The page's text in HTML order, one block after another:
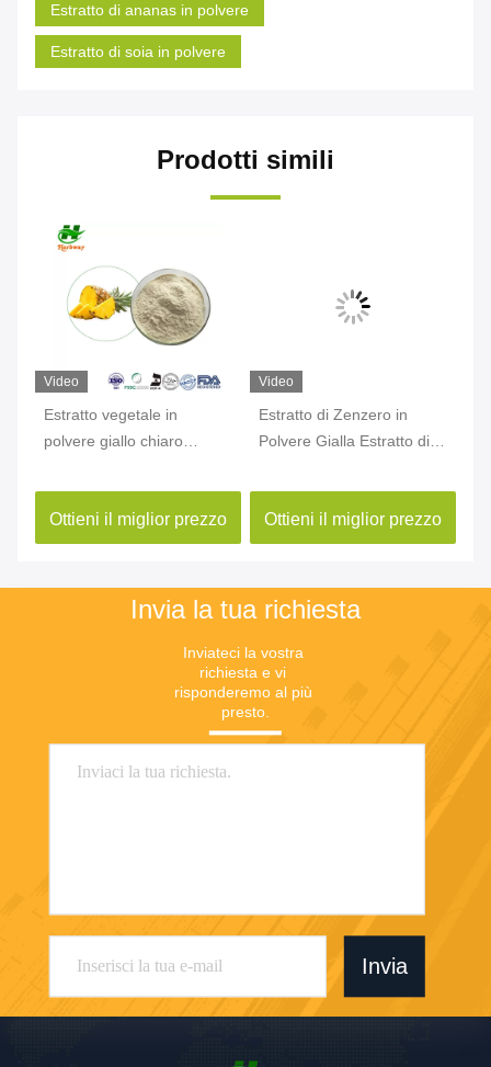
Estratto di ananas in polvere
Estratto di soia in polvere
Prodotti simili
Video
Estratto vegetale in
polvere giallo chiaro
7 Estratto di ananas in
polvere
Ottieni il miglior prezzo
Video
Estratto di Zenzero in
Polvere Gialla Estratto di
Gingerol CAS 84696-15-1
Ottieni il miglior prezzo
Invia la tua richiesta
Inviateci la vostra
richiesta e vi
risponderemo al più
presto.
Invia